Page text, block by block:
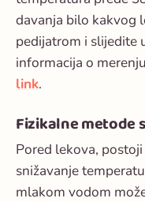
davanja bilo kakvog
pedijatrom i slijedite
informacija o
link.
Fizikalne metode
Pored lekova,
snižavanje
mlakom vodom